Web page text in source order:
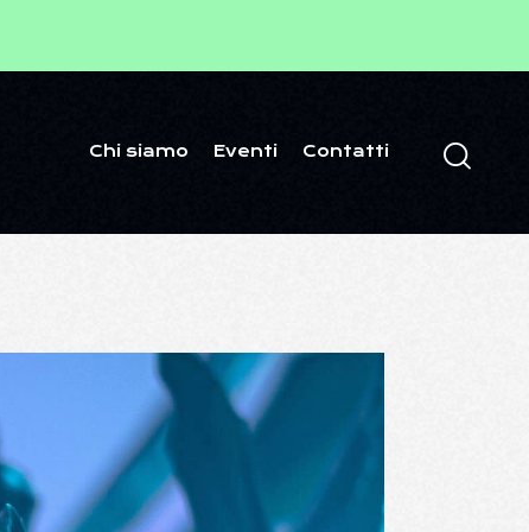
Chi siamo Eventi Contatti